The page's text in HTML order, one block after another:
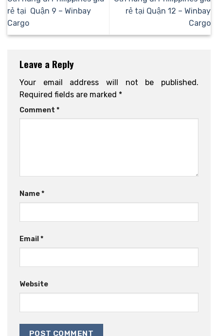
rẻ tại Quận 9 – Winbay
Cargo
rẻ tại Quận 12 – Winbay
Cargo
Leave a Reply
Your email address will not be published.
Required fields are marked *
Comment *
Name*
Email *
Website